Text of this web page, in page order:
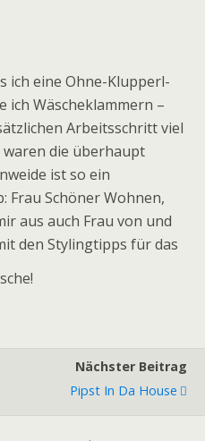
ich eine Ohne-Klupperl-
ich Wäscheklammern –
Arbeitsschritt viel
waren die überhaupt
ist so ein
Frau Schöner Wohnen,
aus auch Frau von und
den Stylingtipps für das
Nächster Beitrag
Pipst In Da House